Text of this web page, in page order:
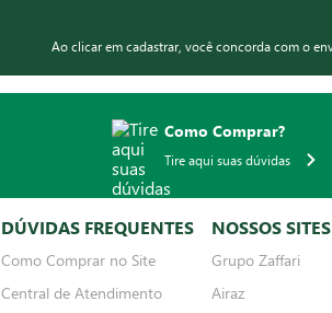
Ao clicar em cadastrar, você concorda com o
Como Comprar?
Tire aqui suas dúvidas
DÚVIDAS FREQUENTES
Como Comprar no Site
Central de Atendimento
NOSSOS SITES
Grupo Zaffari
Airaz